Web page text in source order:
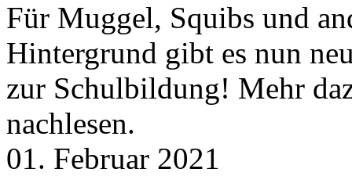
Für Muggel, Squibs und
Hintergrund gibt es nun
zur Schulbildung! Mehr
nachlesen.
01. Februar 2021